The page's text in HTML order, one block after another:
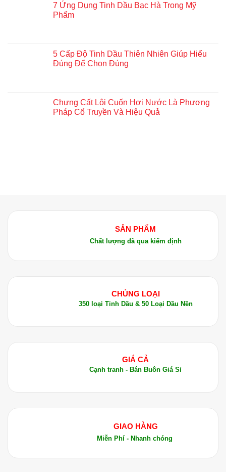
7 Ứng Dụng Tinh Dầu Bạc Hà Trong Mỹ
Phẩm
5 Cấp Độ Tinh Dầu Thiên Nhiên Giúp Hiểu
Đúng Để Chọn Đúng
Chưng Cất Lôi Cuốn Hơi Nước Là Phương
Pháp Cổ Truyền Và Hiệu Quả
SẢN PHẨM
Chất lượng đã qua kiểm định
CHỦNG LOẠI
350 loại Tinh Dầu & 50 Loại Dầu Nền
GIÁ CẢ
Cạnh tranh - Bán Buôn Giá Sỉ
GIAO HÀNG
Miễn Phí - Nhanh chóng